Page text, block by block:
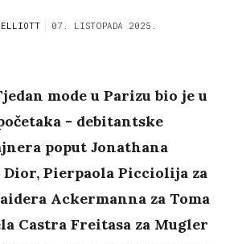
07. LISTOPADA 2025.
mode u Parizu bio je u
- debitantske
poput Jonathana
Dior, Pierpaola Picciolija za
Ackermanna za Toma
Castra Freitasa za Mugler